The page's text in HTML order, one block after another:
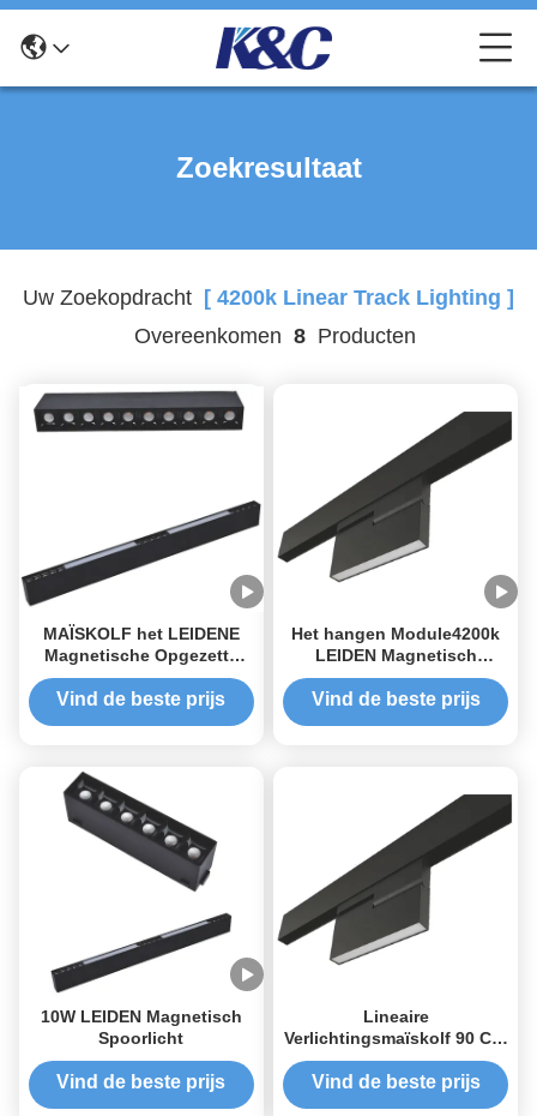
Zoekresultaat
Uw Zoekopdracht [ 4200k Linear Track Lighting ]
Overeenkomen 8Producten
MAÏSKOLF het LEIDENE
Magnetische Opgezette
Spoorverlichting van
4200K Plafond
Vind de beste prijs
Het hangen Module4200k
LEIDEN Magnetisch
Spoorlicht
Vind de beste prijs
10W LEIDEN Magnetisch
Spoorlicht
Vind de beste prijs
Lineaire
Verlichtingsmaïskolf 90 CRI
LEIDEN Magnetisch
Spoorlicht
Vind de beste prijs